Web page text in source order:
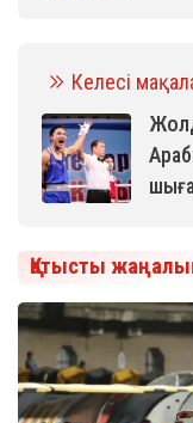
Келесі
Қатысты